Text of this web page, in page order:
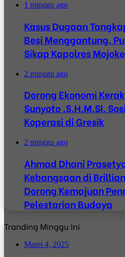
1 minggu ago
Kasus Dugaan
Besi Menggantung,
Sikap Kapolres
2 minggu ago
Dorong Ekonomi
Sunyoto .S.H.M.SI.
Koperasi di Gresik
2 minggu ago
Ahmad Dhani
Kebangsaan di
Dorong Kemajuan
Pelestarian Budaya
Tranding Minggu Ini
Maret 4, 2025